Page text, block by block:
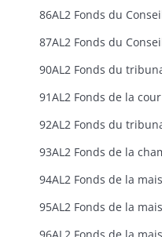
94AL2 Fonds de la
95AL2 Fonds de la